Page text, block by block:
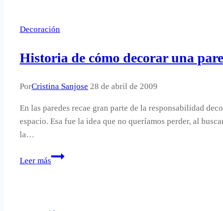
lunares
Decoración
Historia de cómo decorar una
PorCristina Sanjose 28 de abril de 2009
En las paredes recae gran parte de la responsabilidad
espacio. Esa fue la idea que no queríamos perder, al
la…
Leer más
Historia
una